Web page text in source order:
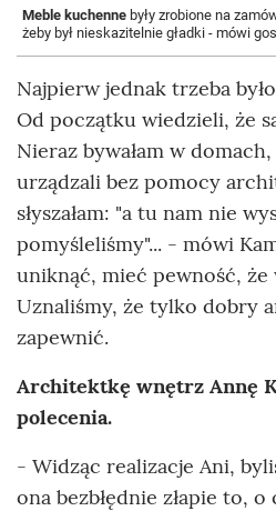
Meble kuchenne były zrobione na
żeby był nieskazitelnie gładki - mówi
Najpierw jednak trzeba
Od początku wiedzieli, że
Nieraz bywałam w
urządzali bez pomocy
słyszałam: "a tu nam nie
pomyśleliśmy"... - mówi
uniknąć, mieć pewność, że
Uznaliśmy, że tylko dobry
zapewnić.
Architektkę wnętrz Annę
polecenia.
- Widząc realizacje Ani,
ona bezbłędnie złapie to,